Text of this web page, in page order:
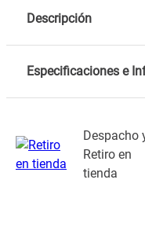
Descripción
Especificaciones e
Despacho
Retiro en
tienda